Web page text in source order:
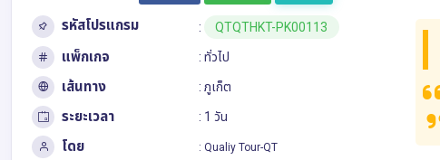
รหัสโปรแกรม : QTQTHKT-PK00113
แพ็กเกจ : ทั่วไป
เส้นทาง : ภูเก็ต
ระยะเวลา : 1 วัน
โดย : Qualiy Tour-QT